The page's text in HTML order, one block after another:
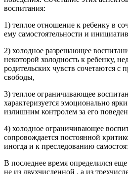
воспитания:
1) теплое отношение к ребенку в
ему самостоятельности и
2) холодное разрешающее
некоторой холодность к ребенку,
родительских чувств сочетаются с
свободы,
3) теплое ограничивающее
характеризуется эмоционально
излишним контролем за его
4) холодное ограничивающее
сопровождается постоянной
иногда и к преследованию
В последнее время определился
не из двухчисленной , а из